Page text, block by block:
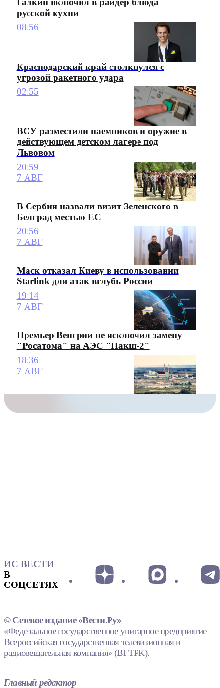
Галкин включил в райдер блюда
русской кухни
08:56
Краснодарский край столкнулся с
угрозой ракетного удара
02:55
ВСУ разместили наемников и оружие в
действующем детском лагере под
Львовом
20:59
7 АВГ
В Сербии назвали визит Зеленского в
Белград местью ЕС
20:56
7 АВГ
Маск отказал Киеву в использовании
Starlink для атак вглубь России
19:14
7 АВГ
Премьер Венгрии не исключил замену
"Росатома" на АЭС "Пакш-2"
18:36
7 АВГ
ИС ВЕСТИ
В
СОЦСЕТЯХ
© Сетевое издание «Вести.Ру»
«Федеральное государственное унитарное предприятие
Всероссийская государственная телевизионная и
радиовещательная компания» (ВГТРК).
Главный редактор